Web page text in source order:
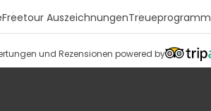
Freetour AuszeichnungenTreueprogramm
und Rezensionen powered by